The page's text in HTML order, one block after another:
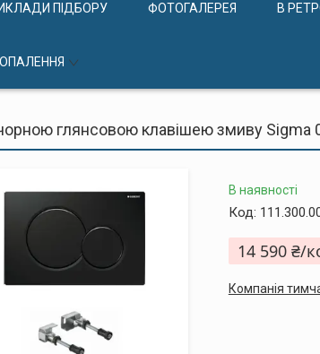
ПІДБОРУ ФОТОГАЛЕРЕЯ В
ОПАЛЕННЯ
глянсовою клавішею змиву Sigma
В наявності
Код:
14 590 ₴/
Компанія